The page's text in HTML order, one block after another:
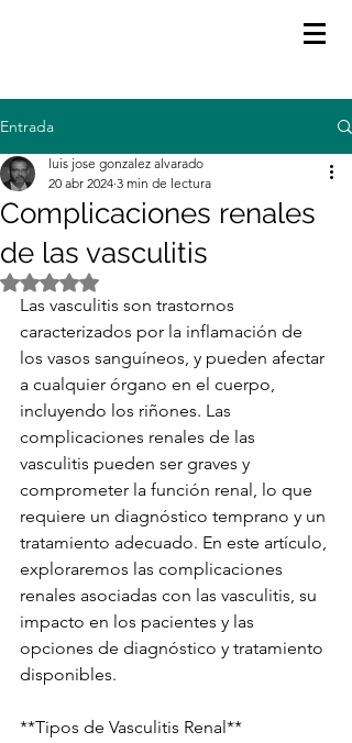
Entrada
Complicaciones renales
de las vasculitis
luis jose gonzalez alvarado
20 abr 2024 3 min de lectura
Obtuvo NaN de 5 estrellas.
Las vasculitis son trastornos
caracterizados por la inflamación de
los vasos sanguíneos, y pueden afectar
a cualquier órgano en el cuerpo,
incluyendo los riñones. Las
complicaciones renales de las
vasculitis pueden ser graves y
comprometer la función renal, lo que
requiere un diagnóstico temprano y un
tratamiento adecuado. En este artículo,
exploraremos las complicaciones
renales asociadas con las vasculitis, su
impacto en los pacientes y las
opciones de diagnóstico y tratamiento
disponibles.
**Tipos de Vasculitis Renal**